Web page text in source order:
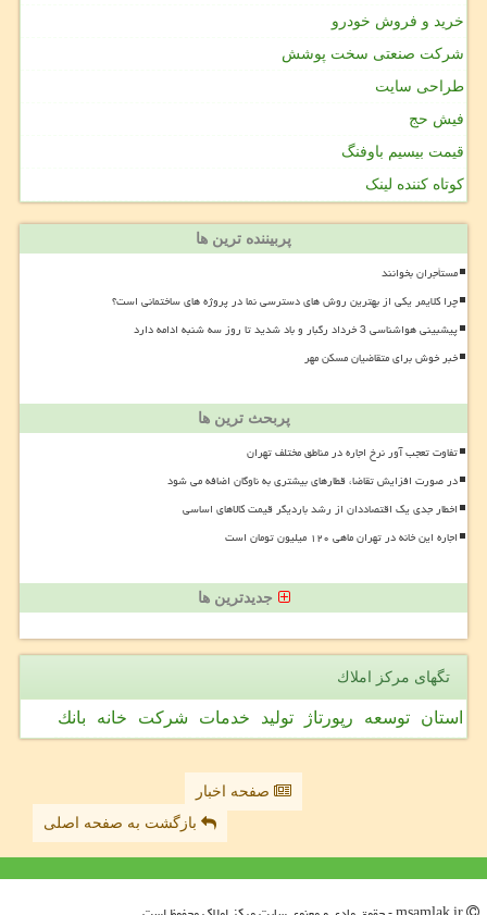
خرید و فروش خودرو
شرکت صنعتی سخت پوشش
طراحی سایت
فیش حج
قیمت بیسیم باوفنگ
کوتاه کننده لینک
پربیننده ترین ها
مستأجران بخوانند
چرا کلایمر یکی از بهترین روش های دسترسی نما در پروژه های ساختمانی است؟
پیشبینی هواشناسی 3 خرداد رگبار و باد شدید تا روز سه شنبه ادامه دارد
خبر خوش برای متقاضیان مسکن مهر
پربحث ترین ها
تفاوت تعجب آور نرخ اجاره در مناطق مختلف تهران
در صورت افزایش تقاضا، قطارهای بیشتری به ناوگان اضافه می شود
اخطار جدی یک اقتصاددان از رشد باردیگر قیمت کالاهای اساسی
اجاره این خانه در تهران ماهی ۱۲۰ میلیون تومان است
جدیدترین ها
تگهای مركز املاك
استان توسعه رپورتاژ تولید خدمات شركت خانه بانك
صفحه اخبار
بازگشت به صفحه اصلی